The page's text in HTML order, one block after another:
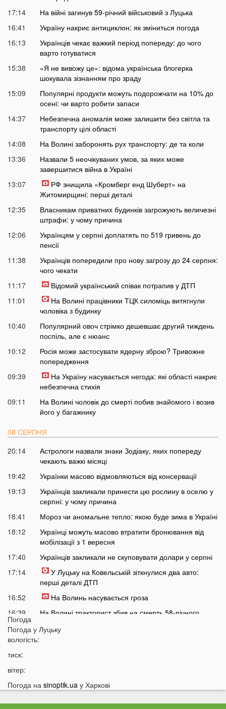
17:14
На війні загинув 59-річний військовий з Луцька
16:41
Україну накриє антициклон: як зміниться погода
16:13
Українців чекає важкий період попереду: до чого
варто готуватися
15:38
«Я не вивожу це»: відома українська блогерка
шокувала зізнанням про зраду
15:09
Популярні продукти можуть подорожчати на 10% до
осені: чи варто робити запаси
14:37
Небезпечна аномалія може залишити без світла та
транспорту цілі області
14:08
На Волині заборонять рух транспорту: де та коли
13:36
Назвали 5 неочікуваних умов, за яких може
завершитися війна в Україні
13:07
РФ знищила «Кромберг енд Шуберт» на
Житомирщині: перші деталі
12:35
Власникам приватних будинків загрожують величезні
штрафи: у чому причина
12:06
Українцям у серпні доплатять по 519 гривень до
пенсії
11:38
Українців попередили про нову загрозу до 24 серпня:
чого чекати
11:17
Відомий український співак потрапив у ДТП
11:01
На Волині працівники ТЦК силоміць витягнули
чоловіка з будинку
10:40
Популярний овоч стрімко дешевшає другий тиждень
поспіль, але є нюанс
10:12
Росія може застосувати ядерну зброю? Тривожне
попередження
09:39
На Україну насувається негода: які області накриє
небезпечна стихія
09:11
На Волині чоловік до смерті побив знайомого і возив
його у багажнику
08 СЕРПНЯ
20:14
Астрологи назвали знаки Зодіаку, яких попереду
чекають важкі місяці
19:42
Українки масово відмовляються від консервації
19:13
Українців закликали принести цю рослину в оселю у
серпні: у чому причина
18:41
Мороз чи аномальне тепло: якою буде зима в Україні
18:12
Українці можуть масово втратити бронювання від
мобілізації з 1 вересня
17:40
Українців закликали не скуповувати долари у серпні
17:14
У Луцьку на Ковельській зіткнулися два авто:
перші деталі ДТП
16:52
На Волинь насувається гроза
16:39
На Волині тракторист збив на смерть 58-річного
16:10
15:37
хлопця під час сварки
14:38
На Волині чоловік побив працівника ТЦК під час
Погода
Погода у Луцьку
вологість:
тиск:
вітер:
Погода на sinoptik.ua у Харкові